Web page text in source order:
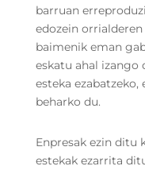
barruan
edozein
baimenik eman
eskatu ahal izango
esteka ezabatzeko,
beharko du.
Enpresak ezin ditu
estekak ezarrita